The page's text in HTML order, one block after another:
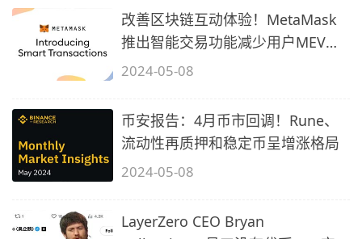
改善区块链互动体验！MetaMask
推出智能交易功能减少用户MEV损
失
2024-05-08
币安报告：4月币市回调！Rune、
流动性再质押和稳定币呈增涨格局
2024-05-08
LayerZero CEO Bryan